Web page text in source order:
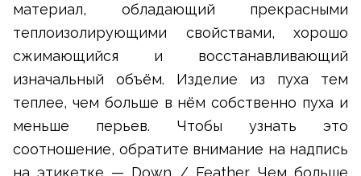
материал, обладающий прекрасными
теплоизолирующими свойствами, хорошо
сжимающийся и восстанавливающий
изначальный объём. Изделие из пуха тем
теплее, чем больше в нём собственно пуха и
меньше перьев. Чтобы узнать это
соотношение, обратите внимание на надпись